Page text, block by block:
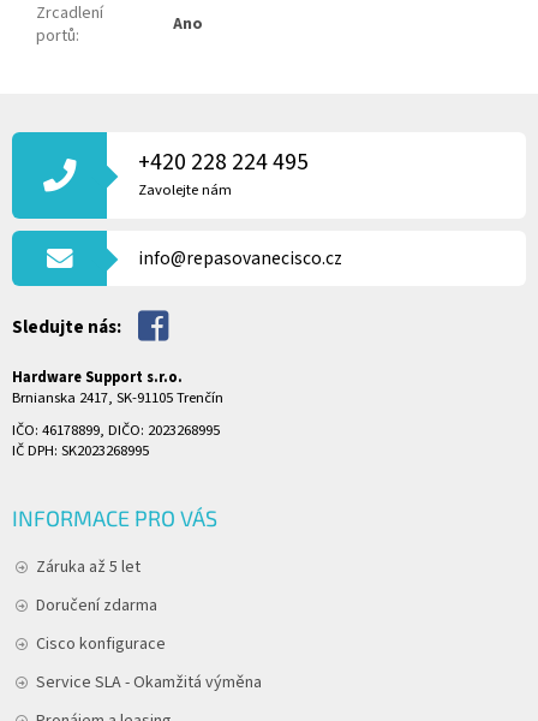
Zrcadlení
portů: Ano
Á
T
+420 228 224 495
Zavolejte nám
info@repasovanecisco.cz
Sledujte nás:
Hardware Support s.r.o.
Brnianska 2417, SK-91105 Trenčín
IČO: 46178899, DIČO: 2023268995
IČ DPH: SK2023268995
INFORMACE PRO VÁS
Záruka až 5 let
Doručení zdarma
Cisco konfigurace
Service SLA - Okamžitá výměna